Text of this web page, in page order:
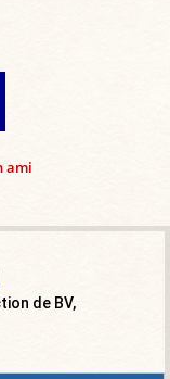
ami
de BV,